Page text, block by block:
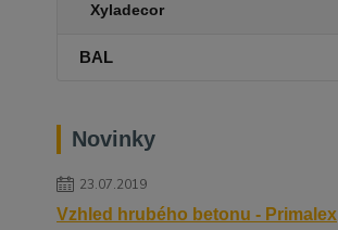
Xyladecor
BAL
Novinky
23.07.2019
Vzhled hrubého betonu - Primalex